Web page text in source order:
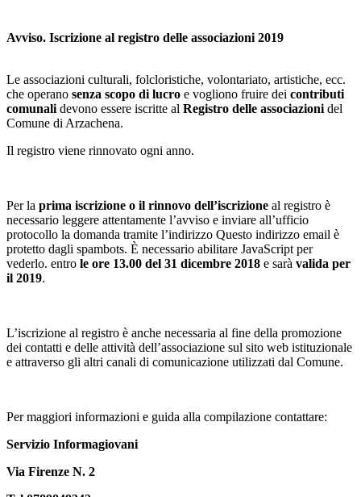
Avviso. Iscrizione al registro delle associazioni 2019
Le associazioni culturali, folcloristiche, volontariato, artistiche, ecc.
che operano senza scopo di lucro e vogliono fruire dei contributi
comunali devono essere iscritte al Registro delle associazioni del
Comune di Arzachena.
Il registro viene rinnovato ogni anno.
Per la prima iscrizione o il rinnovo dell’iscrizione al registro è
necessario leggere attentamente l’avviso e inviare all’ufficio
protocollo la domanda tramite l’indirizzo Questo indirizzo email è
protetto dagli spambots. È necessario abilitare JavaScript per
vederlo. entro le ore 13.00 del 31 dicembre 2018 e sarà valida per
il 2019.
L’iscrizione al registro è anche necessaria al fine della promozione
dei contatti e delle attività dell’associazione sul sito web istituzionale
e attraverso gli altri canali di comunicazione utilizzati dal Comune.
Per maggiori informazioni e guida alla compilazione contattare:
Servizio Informagiovani
Via Firenze N. 2